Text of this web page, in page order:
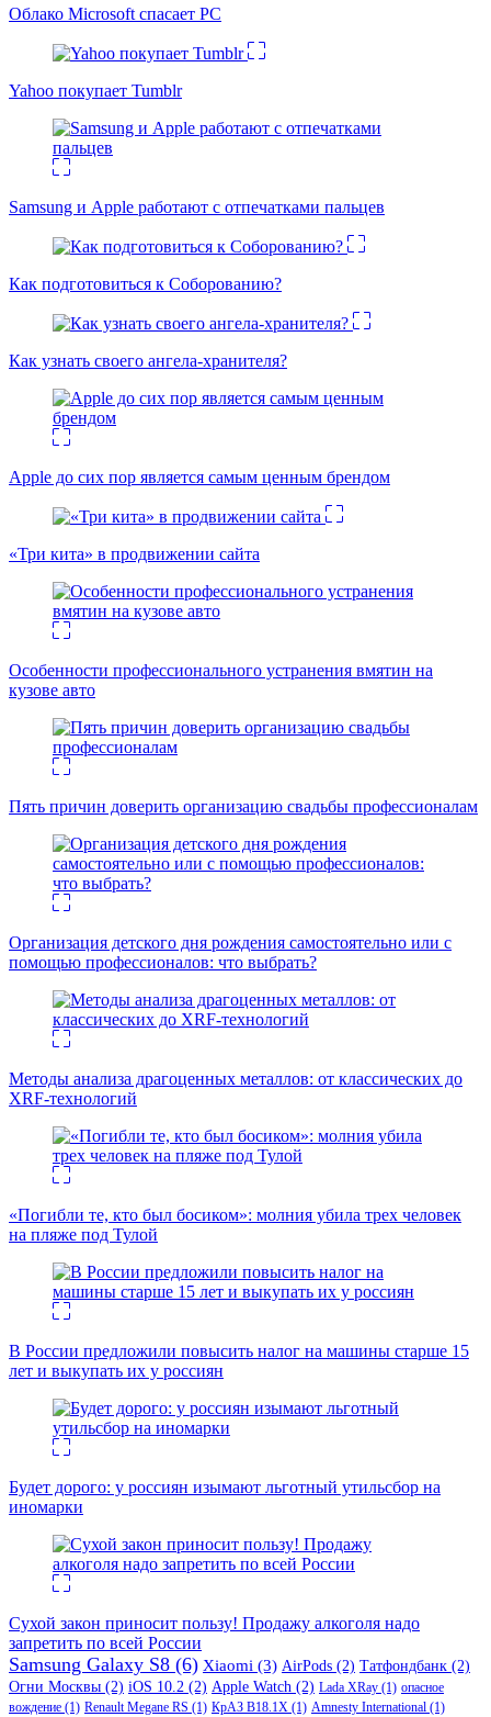
Облако Microsoft спасает PC
Yahoo покупает Tumblr
Samsung и Apple работают с отпечатками пальцев
Как подготовиться к Соборованию?
Как узнать своего ангела-хранителя?
Apple до сих пор является самым ценным брендом
«Три кита» в продвижении сайта
Особенности профессионального устранения вмятин на
кузове авто
Пять причин доверить организацию свадьбы профессионалам
Организация детского дня рождения самостоятельно или с
помощью профессионалов: что выбрать?
Методы анализа драгоценных металлов: от классических до
XRF-технологий
«Погибли те, кто был босиком»: молния убила трех человек
на пляже под Тулой
В России предложили повысить налог на машины старше 15
лет и выкупать их у россиян
Будет дорого: у россиян изымают льготный утильсбор на
иномарки
Сухой закон приносит пользу! Продажу алкоголя надо
запретить по всей России
Samsung Galaxy S8 (6) Xiaomi (3) AirPods (2) Татфондбанк (2)
Огни Москвы (2) iOS 10.2 (2) Apple Watch (2) Lada XRay (1) опасное
вождение (1) Renault Megane RS (1) КрАЗ В18.1Х (1) Amnesty International (1)